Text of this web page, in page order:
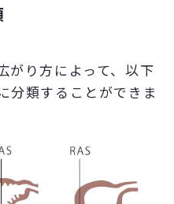
がり方によって、以下
分類することができま